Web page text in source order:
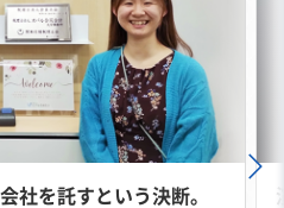
社を託すという決断。